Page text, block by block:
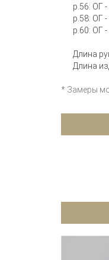
р.56: ОГ
р.58: ОГ
р.60: ОГ
Длина
Длина
* Замеры